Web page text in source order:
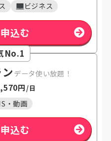
ビジネス
込む
No.1
データ使い放題！
円 /日
・動画
込む